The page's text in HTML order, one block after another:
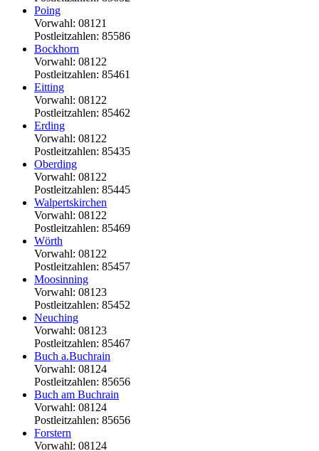
Poing
Vorwahl: 08121
Postleitzahlen: 85586
Bockhorn
Vorwahl: 08122
Postleitzahlen: 85461
Eitting
Vorwahl: 08122
Postleitzahlen: 85462
Erding
Vorwahl: 08122
Postleitzahlen: 85435
Oberding
Vorwahl: 08122
Postleitzahlen: 85445
Walpertskirchen
Vorwahl: 08122
Postleitzahlen: 85469
Wörth
Vorwahl: 08122
Postleitzahlen: 85457
Moosinning
Vorwahl: 08123
Postleitzahlen: 85452
Neuching
Vorwahl: 08123
Postleitzahlen: 85467
Buch a.Buchrain
Vorwahl: 08124
Postleitzahlen: 85656
Buch am Buchrain
Vorwahl: 08124
Postleitzahlen: 85656
Forstern
Vorwahl: 08124